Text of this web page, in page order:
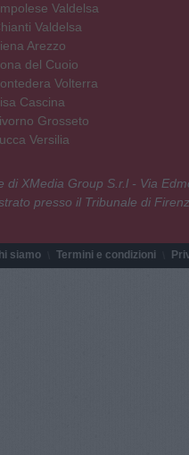
Valdelsa
Valdelsa
Arezzo
del Cuoio
Volterra
Cascina
Grosseto
Versilia
XMedia Group S.r.l - Via
presso il Tribunale di
siamo Termini e condizioni